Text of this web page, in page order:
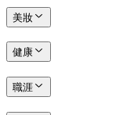
美妝
健康
職涯